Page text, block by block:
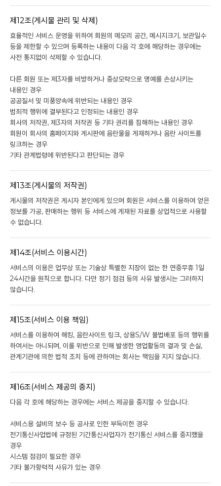
제12조(게시물 관리 및 삭제)
효율적인 서비스 운영을 위하여 회원의 메모리 공간, 메시지크기, 보관일수
등을 제한할 수 있으며 등록하는 내용이 다음 각 호에 해당하는 경우에는
사전 통지없이 삭제할 수 있습니다.
다른 회원 또는 제3자를 비방하거나 중상모략으로 명예를 손상시키는
내용인 경우
공공질서 및 미풍양속에 위반되는 내용인 경우
범죄적 행위에 결부된다고 인정되는 내용인 경우
회사의 저작권, 제3자의 저작권 등 기타 권리를 침해하는 내용인 경우
회원이 회사의 홈페이지와 게시판에 음란물을 게재하거나 음란 사이트를
링크하는 경우
기타 관계법령에 위반된다고 판단되는 경우
제13조(게시물의 저작권)
게시물의 저작권은 게시자 본인에게 있으며 회원은 서비스를 이용하여 얻은
정보를 가공, 판매하는 행위 등 서비스에 게재된 자료를 상업적으로 사용할
수 없습니다.
제14조(서비스 이용시간)
서비스의 이용은 업무상 또는 기술상 특별한 지장이 없는 한 연중무휴 1일
24시간을 원칙으로 합니다. 다만 정기 점검 등의 사유 발생시는 그러하지
않습니다.
제15조(서비스 이용 책임)
서비스를 이용하여 해킹, 음란사이트 링크, 상용S/W 불법배포 등의 행위를
하여서는 아니되며, 이를 위반으로 인해 발생한 영업활동의 결과 및 손실,
관계기관에 의한 법적 조치 등에 관하여는 회사는 책임을 지지 않습니다.
제16조(서비스 제공의 중지)
다음 각 호에 해당하는 경우에는 서비스 제공을 중지할 수 있습니다.
서비스용 설비의 보수 등 공사로 인한 부득이한 경우
전기통신사업법에 규정된 기간통신사업자가 전기통신 서비스를 중지했을
경우
시스템 점검이 필요한 경우
기타 불가항력적 사유가 있는 경우